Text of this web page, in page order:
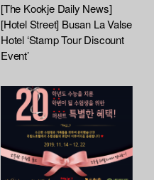
[The Kookje Daily News]
[Hotel Street] Busan La Valse
Hotel ‘Stamp Tour Discount
Event’